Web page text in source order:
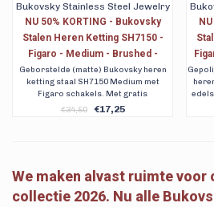
Bukovsky Stainless Steel Jewelry
NU 50% KORTING - Bukovsky
Stalen Heren Ketting SH7150 -
Figaro - Medium - Brushed -
Breedte: 0,7 cm - Dikte: 0,2 cm - 5
Lengtematen - Nu al vanaf € 14,75
Geborstelde (matte) Bukovsky heren
ketting staal SH7150 Medium met
Figaro schakels. Met gratis
bewaar/geschenkverpakking en
€34,50 €17,25
We maken alvast ruimte voor
collectie 2026. Nu alle